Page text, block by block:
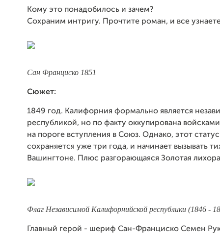
Кому это понадобилось и зачем?
Сохраним интригу. Прочтите роман, и все
Сан Франциско 1851
Сюжет:
1849 год. Калифорния формально является
республикой, но по факту оккупирована
на пороге вступления в Союз. Однако, этот
сохраняется уже три года, и начинает вызывать
Вашингтоне. Плюс разгорающаяся Золотая
Флаг Независимой Калифорнийской республики (1846 -
Главный герой - шериф Сан-Франциско Семен